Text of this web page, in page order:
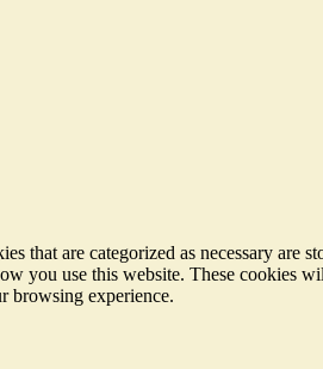
are categorized as necessary are
you use this website. These cookies
browsing experience.